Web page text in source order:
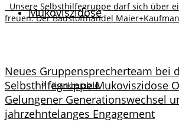
Mukoviszidose
Krankheitsbild
Unsere Selbsthilfegruppe darf sich über
freuen: Der Baustoffhandel
Neues Gruppensprecherteam bei
Selbsthilfegruppe Mukoviszidose
Gelungener Generationswechsel
jahrzehntelanges Engagement